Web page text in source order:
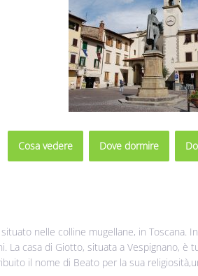
Cosa vedere Dove dormire
nelle colline mugellane, in Toscana.
La casa di Giotto, situata a Vespignano, è
il nome di Beato per la sua